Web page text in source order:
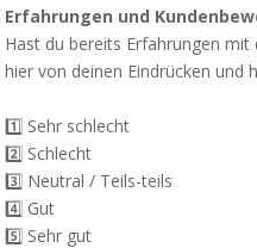
Erfahrungen und
Hast du bereits Erfahrungen
hier von deinen Eindrücken und
1️⃣ Sehr schlecht
2️⃣ Schlecht
3️⃣ Neutral / Teils-teils
4️⃣ Gut
5️⃣ Sehr gut